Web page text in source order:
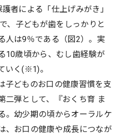
者による「仕上げみがき」
、子どもが歯をしっかりと
人は9％である（図2）。実
10歳頃から、むし歯経験が
いく(※1)。
子どものお口の健康習慣を支
二弾として、『おくち育 ま
。幼少期の頃からオーラルケ
、お口の健康や成長につなが